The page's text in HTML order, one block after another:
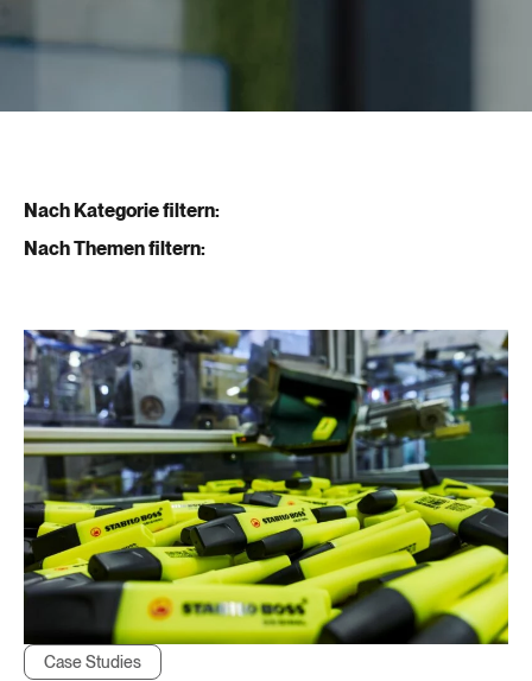
Nach Kategorie filtern:
Nach Themen filtern:
Case Studies